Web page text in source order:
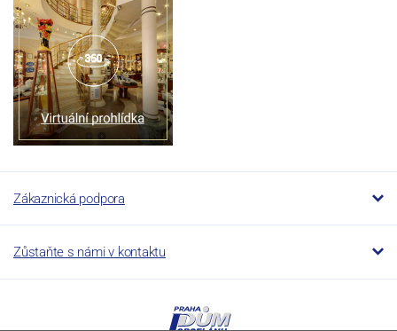
Zákaznická podpora
Zůstaňte s námi v kontaktu